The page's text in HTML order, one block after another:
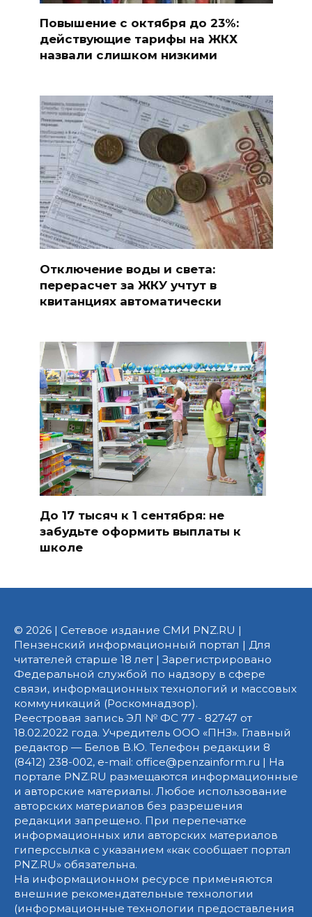
Повышение с октября до 23%:
действующие тарифы на ЖКХ
назвали слишком низкими
Отключение воды и света:
перерасчет за ЖКУ учтут в
квитанциях автоматически
До 17 тысяч к 1 сентября: не
забудьте оформить выплаты к
школе
© 2026 | Сетевое издание СМИ PNZ.RU |
Пензенский информационный портал | Для
читателей старше 18 лет | Зарегистрировано
Федеральной службой по надзору в сфере
связи, информационных технологий и массовых
коммуникаций (Роскомнадзор).
Реестровая запись ЭЛ № ФС 77 - 82747 от
18.02.2022 года. Учредитель ООО «ПНЗ». Главный
редактор — Белов В.Ю. Телефон редакции 8
(8412) 238-002, e-mail: office@penzainform.ru | На
портале PNZ.RU размещаются информационные
и авторские материалы. Любое использование
авторских материалов без разрешения
редакции запрещено. При перепечатке
информационных или авторских материалов
гиперссылка с указанием «как сообщает портал
PNZ.RU» обязательна.
На информационном ресурсе применяются
внешние рекомендательные технологии
(информационные технологии предоставления